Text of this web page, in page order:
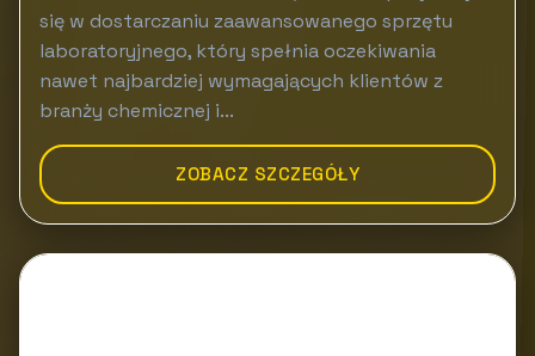
się w dostarczaniu zaawansowanego sprzętu
laboratoryjnego, który spełnia oczekiwania
nawet najbardziej wymagających klientów z
branży chemicznej i...
ZOBACZ SZCZEGÓŁY